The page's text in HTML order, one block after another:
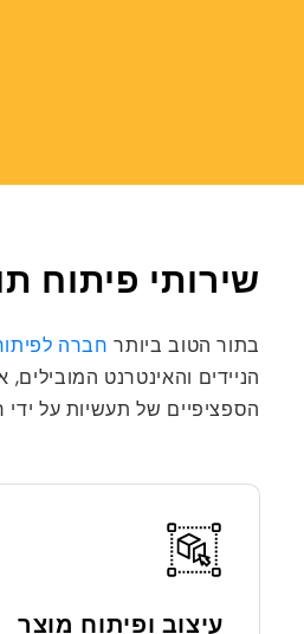
שירותי פיתוח
בתור הטוב ביותר חברה
הניידים והאינטרנט
הספציפיים של תעשיות על ידי
עיצוב ופיתוח מוצר